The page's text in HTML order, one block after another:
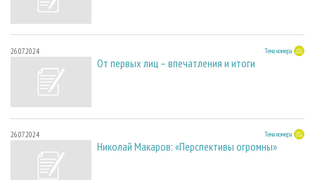
26.07.2024 Тема номера
От первых лиц – впечатления и итоги
26.07.2024 Тема номера
Николай Макаров: «Перспективы огромны»